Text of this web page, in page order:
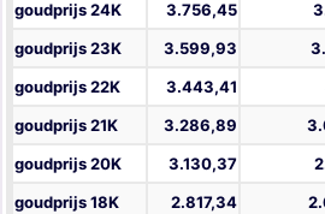
goudprijs 24K 3.756,45
goudprijs 23K
3.599,93
goudprijs 22K
3.443,41
goudprijs 21K
3.286,89
goudprijs 20K
3.130,37
goudprijs 18K
2.817,34